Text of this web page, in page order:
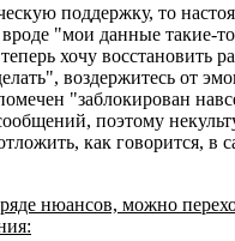
поддержку, то
"мои данные такие-
хочу восстановить
воздержитесь от
"заблокирован
поэтому
как говорится, в
нюансов, можно